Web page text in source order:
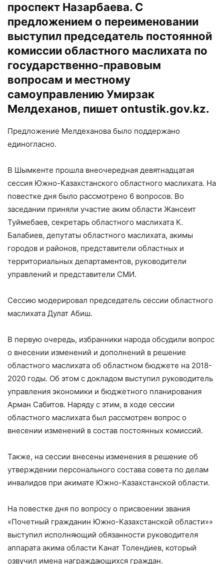
проспект Назарбаева. С
предложением о переименовании
выступил председатель постоянной
комиссии областного маслихата по
государственно-правовым
вопросам и местному
самоуправлению Умирзак
Мелдеханов, пишет ontustik.gov.kz.
Предложение Мелдеханова было поддержано
единогласно.
В Шымкенте прошла внеочередная девятнадцатая
сессия Южно-Казахстанского областного маслихата. На
повестке дня было рассмотрено 6 вопросов. Во
заседании приняли участие аким области Жансеит
Туймебаев, секретарь областного маслихата К.
Балабиев, депутаты областного маслихата, акимы
городов и районов, представители областных и
территориальных департаментов, руководители
управлений и представители СМИ.
Сессию модерировал председатель сессии областного
маслихата Дулат Абиш.
В первую очередь, избранники народа обсудили вопрос
о внесении изменений и дополнений в решение
областного маслихата об областном бюджете на 2018-
2020 годы. Об этом с докладом выступил руководитель
управления экономики и бюджетного планирования
Арман Сабитов. Наряду с этим, в ходе сессии
областного маслихата был рассмотрен вопрос о
внесении изменений в состав постоянных комиссий.
Также, на сессии внесены изменения в решение об
утверждении персонального состава совета по делам
инвалидов при акимате Южно-Казахстанской области.
На повестке дня по вопросу о присвоении звания
«Почетный гражданин Южно-Казахстанской области»»
выступил исполняющий обязанности руководителя
аппарата акима области Канат Толендиев, который
озвучил имена награждающихся граждан.